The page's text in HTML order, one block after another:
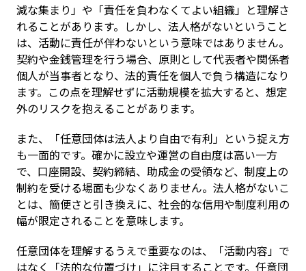
減な集まり」や「責任を負わなくてよい組織」と理解さ
れることがあります。しかし、法人格がないということ
は、活動に責任が伴わないという意味ではありません。
契約や金銭管理を行う場合、原則として代表者や関係者
個人が当事者となり、法的責任を個人で負う構造になり
ます。この点を理解せずに活動規模を拡大すると、想定
外のリスクを抱えることがあります。
また、「任意団体は法人より自由で有利」という捉え方
も一面的です。確かに設立や運営の自由度は高い一方
で、口座開設、契約締結、助成金の受領など、制度上の
制約を受ける場面も少なくありません。法人格がないこ
とは、簡便さと引き換えに、社会的な信用や制度利用の
幅が限定されることを意味します。
任意団体を理解するうえで重要なのは、「活動内容」で
はなく「法的な位置づけ」に注目することです。任意団